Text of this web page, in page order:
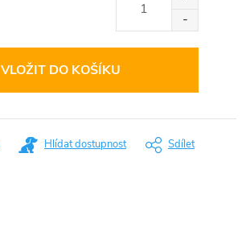
VLOŽIT DO KOŠÍKU
Hlídat dostupnost Sdílet